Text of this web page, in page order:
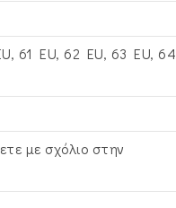
61 EU, 62 EU, 63 EU, 64
με σχόλιο στην